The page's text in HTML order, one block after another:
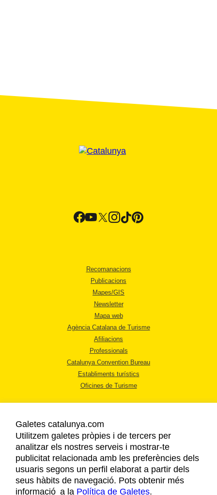
Recomanacions
Publicacions
Mapes/GIS
Newsletter
Mapa web
Agència Catalana de Turisme
Afiliacions
Professionals
Catalunya Convention Bureau
Establiments turístics
Oficines de Turisme
AVÍS LEGAL
POLÍTICA DE PRIVACITAT
COOKIES
ACCESSIBILITAT
Galetes catalunya.com
Utilitzem galetes pròpies i de tercers per
analitzar els nostres serveis i mostrar-te
publicitat relacionada amb les preferències dels
usuaris segons un perfil elaborat a partir dels
seus hàbits de navegació. Pots obtenir més
informació a la Política de Galetes.